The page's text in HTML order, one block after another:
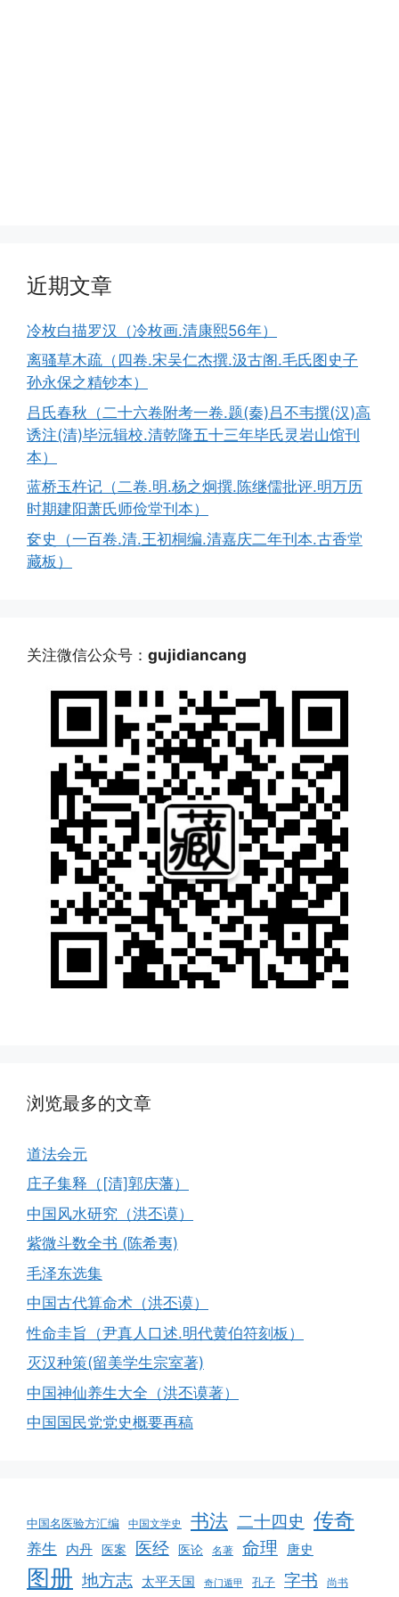
近期文章
冷枚白描罗汉（冷枚画.清康熙56年）
离骚草木疏（四卷.宋吴仁杰撰.汲古阁.毛氏图史子
孙永保之精钞本）
吕氏春秋（二十六卷附考一卷.题(秦)吕不韦撰(汉)高
诱注(清)毕沅辑校.清乾隆五十三年毕氏灵岩山馆刊
本）
蓝桥玉杵记（二卷.明.杨之炯撰.陈继儒批评.明万历
时期建阳萧氏师俭堂刊本）
奁史（一百卷.清.王初桐编.清嘉庆二年刊本.古香堂
藏板）
关注微信公众号： gujidiancang
浏览最多的文章
道法会元
庄子集释（[清]郭庆藩）
中国风水研究（洪丕谟）
紫微斗数全书 (陈希夷)
毛泽东选集
中国古代算命术（洪丕谟）
性命圭旨（尹真人口述.明代黄伯符刻板）
灭汉种策(留美学生宗室著)
中国神仙养生大全（洪丕谟著）
中国国民党党史概要再稿
中国名医验方汇编 中国文学史 书法 二十四史 传奇
养生 内丹 医案 医经 医论 名著 命理 唐史
图册 地方志 太平天国 奇门遁甲 孔子 字书 尚书